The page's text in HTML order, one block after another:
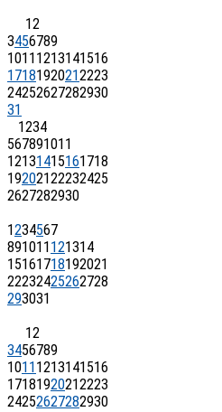
12
3456789
1011 1213141516
17181920212223
24252627282930
31
1234
567891011
12131415161718
19202122232425
2627282930
1234567
891011 121314
15161718192021
22232425262728
293031
12
3456789
1011 1213141516
17181920212223
24252627282930